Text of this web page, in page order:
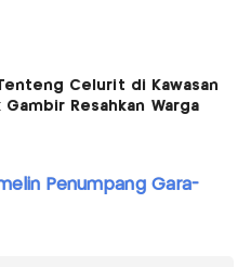
Celurit di Kawasan
Gambir Resahkan Warga
Penumpang Gara-